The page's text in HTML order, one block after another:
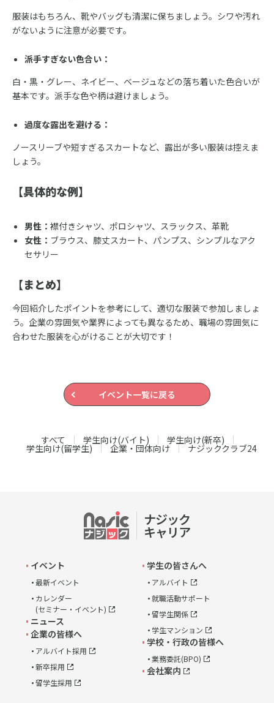
すべて 学生向け(バイト) 学生向け(新卒)
学生向け(留学生) 企業・団体向け ナジッククラブ24
服装はもちろん、靴やバッグも清潔に保ちましょう。シワや汚れ
がないように注意が必要です。
派手すぎない色合い：
白・黒・グレー、ネイビー、ベージュなどの落ち着いた色合いが
基本です。派手な色や柄は避けましょう。
過度な露出を避ける：
ノースリーブや短すぎるスカートなど、露出が多い服装は控えま
しょう。
【具体的な例】
男性： 襟付きシャツ、ポロシャツ、スラックス、革靴
女性： ブラウス、膝丈スカート、パンプス、シンプルなアク
セサリー
【まとめ】
今回紹介したポイントを参考にして、適切な服装で参加しましょ
う。企業の雰囲気や業界によっても異なるため、職場の雰囲気に
合わせた服装を心がけることが大切です！
イベント一覧に戻る
ナジック
キャリア
イベント
最新イベント
カレンダー
(セミナー・イベント)
ニュース
企業の皆様へ
アルバイト採用
新卒採用
留学生採用
学生の皆さんへ
アルバイト
就職活動サポート
留学生関係
学生マンション
学校・行政の皆様へ
業務委託(BPO)
会社案内